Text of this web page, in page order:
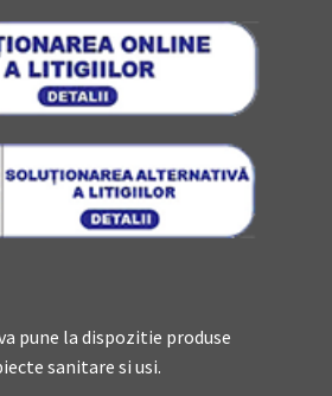
pune la dispozitie produse
sanitare si usi.